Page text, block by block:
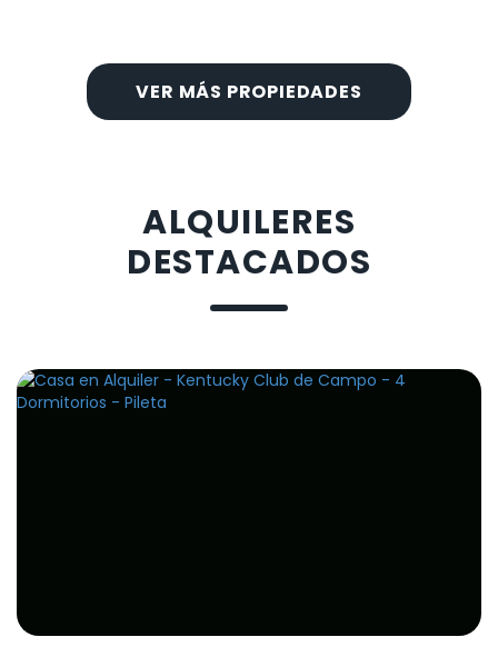
VER MÁS PROPIEDADES
ALQUILERES
DESTACADOS